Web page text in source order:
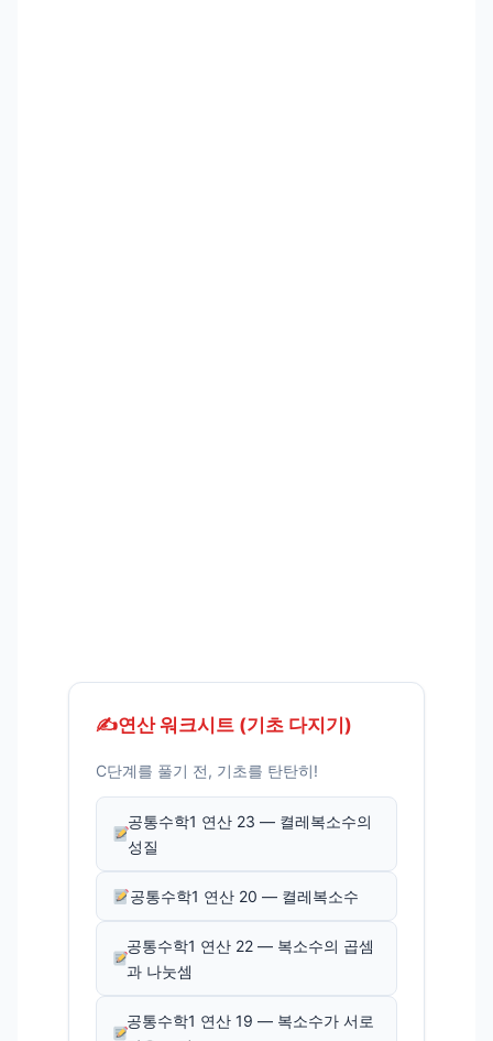
✍️연산 워크시트 (기초 다지기)
C단계를 풀기 전, 기초를 탄탄히!
공통수학1 연산 23 — 켤레복소수의
성질
공통수학1 연산 20 — 켤레복소수
공통수학1 연산 22 — 복소수의 곱셈
과 나눗셈
공통수학1 연산 19 — 복소수가 서로